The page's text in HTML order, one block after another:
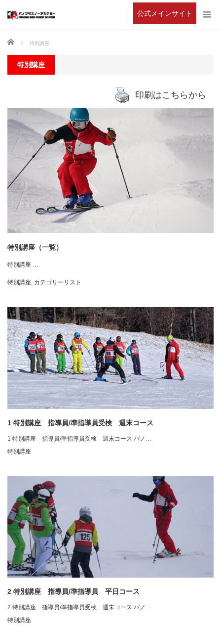
公式メインサイト
ホーム 特別講座
特別講座
印刷はこちらから
特別講座（一覧）
特別講座 …
特別講座, カテゴリーリスト
1 特別講座 指導員/準指導員受検 週末コース
1 特別講座 指導員/準指導員受検 週末コース パノ…
特別講座
2 特別講座 指導員/準指導員 平日コース
2 特別講座 指導員/準指導員受検 週末コース パノ…
特別講座